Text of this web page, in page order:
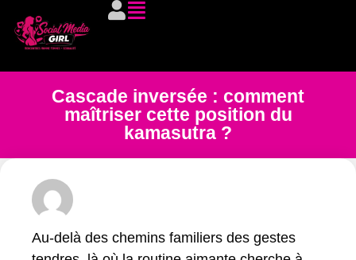
Cascade inversée : comment
maîtriser cette position du
kamasutra ?
Au-delà des chemins familiers des gestes